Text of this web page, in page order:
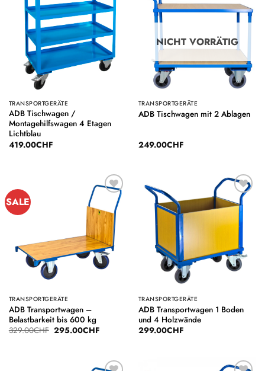
Auf die
Wunschliste
TRANSPORTGERÄTE
ADB Tischwagen /
Montagehilfswagen 4 Etagen
Lichtblau
419.00CHF
Auf die
Wunschliste
NICHT VORRÄTIG
TRANSPORTGERÄTE
ADB Tischwagen mit 2 Ablagen
249.00CHF
SALE
Auf die
Wunschliste
TRANSPORTGERÄTE
ADB Transportwagen –
Belastbarkeit bis 600 kg
329.00CHF Ursprünglicher
Preis
295.00CHFAktueller
Auf die
Wunschliste
TRANSPORTGERÄTE
ADB Transportwagen 1 Boden
und 4 Holzwände
299.00CHF